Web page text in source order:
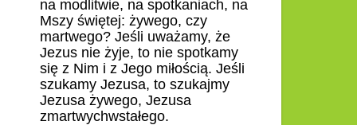
na modlitwie, na spotkaniach, na
Mszy świętej: żywego, czy
martwego? Jeśli uważamy, że
Jezus nie żyje, to nie spotkamy
się z Nim i z Jego miłością. Jeśli
szukamy Jezusa, to szukajmy
Jezusa żywego, Jezusa
zmartwychwstałego.